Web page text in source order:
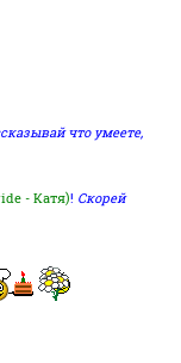
что умеете,
- Катя)! Скорей